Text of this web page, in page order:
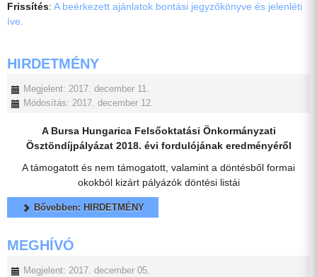
Frissítés: A beérkezett ajánlatok bontási jegyzőkönyve és jelenléti
íve.
HIRDETMÉNY
Megjelent: 2017. december 11.
Módosítás: 2017. december 12.
A Bursa Hungarica Felsőoktatási Önkormányzati
Ösztöndíjpályázat 2018. évi fordulójának eredményéről
A támogatott és nem támogatott, valamint a döntésből formai
okokból kizárt pályázók döntési listái
Bővebben: HIRDETMÉNY
MEGHÍVÓ
Megjelent: 2017. december 05.